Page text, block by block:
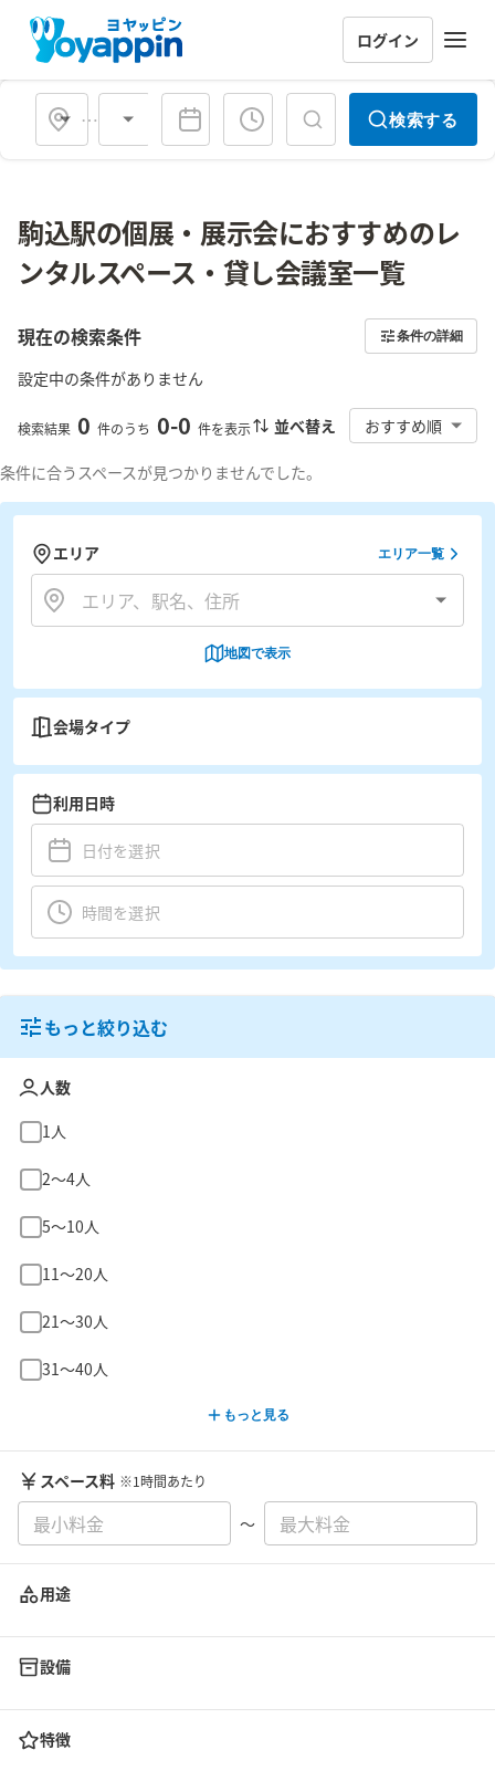
ログイン
会場タイプ 検索する
駒込駅の個展・展示会におすすめのレ
ンタルスペース・貸し会議室一覧
現在の検索条件 条件の詳細
設定中の条件がありません
検索結果 0 件のうち 0-0 件を表示 並べ替え おすすめ順
条件に合うスペースが見つかりませんでした。
エリア エリア一覧
地図で表示
会場タイプ
利用日時
もっと絞り込む
人数
1人
2〜4人
5〜10人
11〜20人
21〜30人
31〜40人
もっと見る
スペース料 ※1時間あたり
〜
用途
設備
特徴